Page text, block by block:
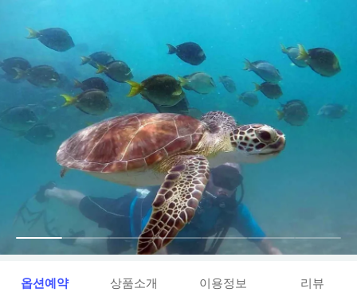
옵션예약 상품소개 이용정보 리뷰